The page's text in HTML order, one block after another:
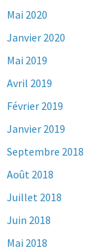
Mai 2020
Janvier 2020
Mai 2019
Avril 2019
Février 2019
Janvier 2019
Septembre 2018
Août 2018
Juillet 2018
Juin 2018
Mai 2018